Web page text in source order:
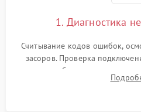
1. Диагностика
Считывание кодов ошибок,
засоров. Проверка
жалоб на отсутствие
разбрызгивателей или